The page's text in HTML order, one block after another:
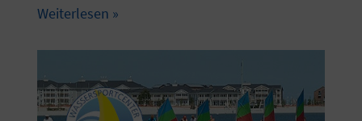
Weiterlesen »